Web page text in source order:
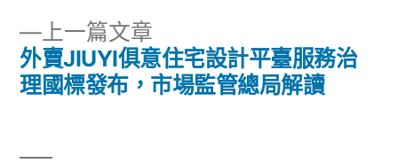
上一篇文章
一
篇
外賣JIUYI俱意住宅設計平臺服務治
理國標發布，市場監管總局解讀